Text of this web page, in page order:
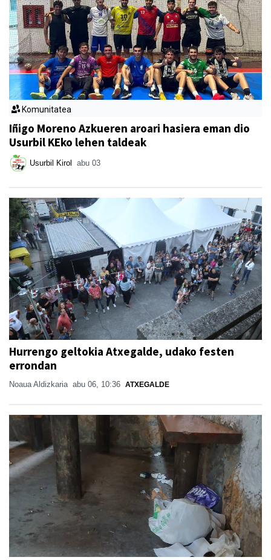
Komunitatea
Iñigo Moreno Azkueren aroari hasiera eman dio
Usurbil KEko lehen taldeak
Usurbil Kirol abu 03
Hurrengo geltokia Atxegalde, udako festen
errondan
Noaua Aldizkaria abu 06, 10:36 ATXEGALDE